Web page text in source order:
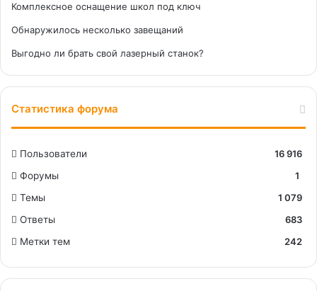
Комплексное оснащение школ под ключ
Обнаружилось несколько завещаний
Выгодно ли брать свой лазерный станок?
Статистика форума
Пользователи
16 916
Форумы
1
Темы
1 079
Ответы
683
Метки тем
242